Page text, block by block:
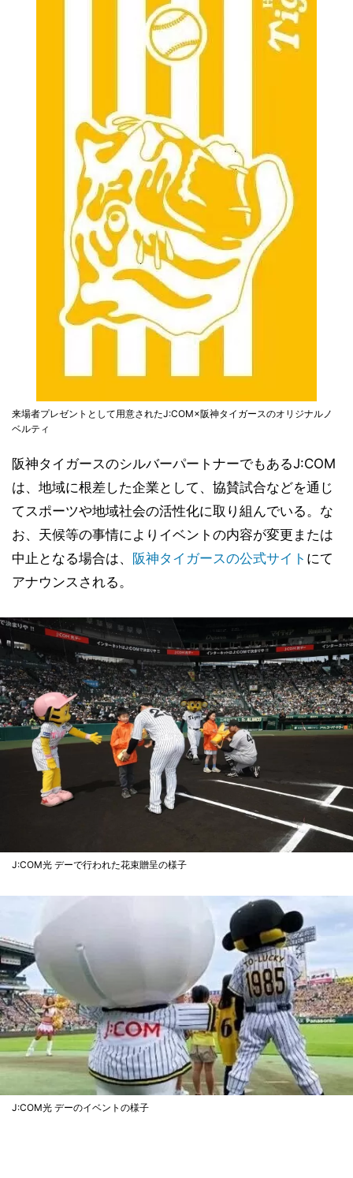
来場者プレゼントとして用意されたJ:COM×阪神タイガースのオリジナルノ
ベルティ
阪神タイガースのシルバーパートナーでもあるJ:COM
は、地域に根差した企業として、協賛試合などを通じ
てスポーツや地域社会の活性化に取り組んでいる。な
お、天候等の事情によりイベントの内容が変更または
中止となる場合は、 阪神タイガースの公式サイト にて
アナウンスされる。
J:COM光 デーで行われた花束贈呈の様子
J:COM光 デーのイベントの様子